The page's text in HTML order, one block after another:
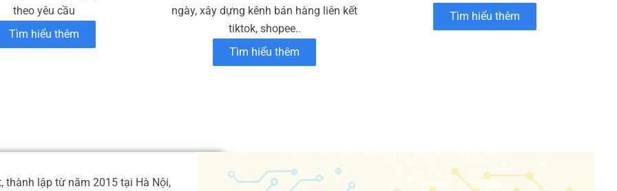
theo yêu cầu
Tìm hiểu thêm
ngày, xây dựng kênh bán hàng liên kết
tiktok, shopee..
Tìm hiểu thêm
Tìm hiểu thêm
thành lập từ năm 2015 tại Hà Nội,